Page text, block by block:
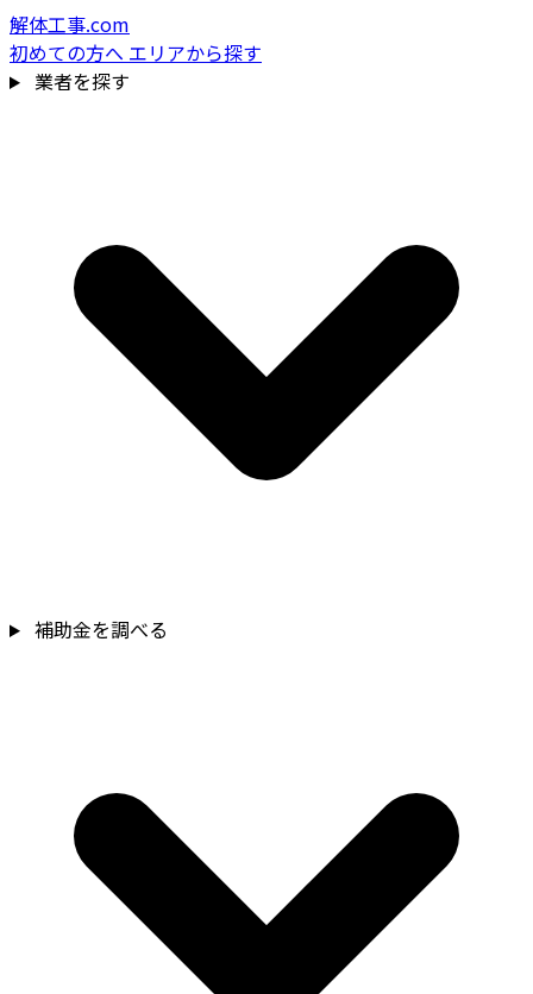
解体工事.com
初めての方へ エリアから探す
業者を探す
補助金を調べる